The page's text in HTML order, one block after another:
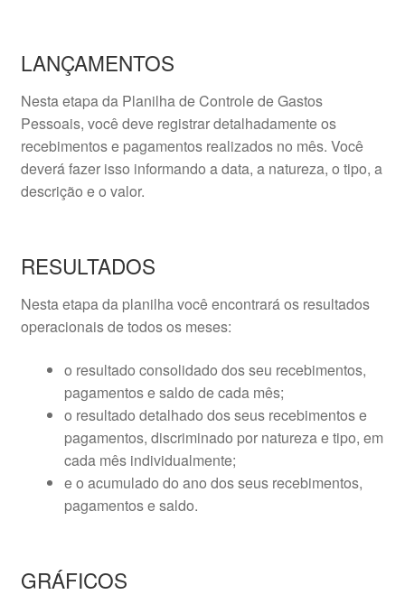
LANÇAMENTOS
Nesta etapa da Planilha de Controle de Gastos
Pessoais, você deve registrar detalhadamente os
recebimentos e pagamentos realizados no mês. Você
deverá fazer isso informando a data, a natureza, o tipo, a
descrição e o valor.
RESULTADOS
Nesta etapa da planilha você encontrará os resultados
operacionais de todos os meses:
o resultado consolidado dos seu recebimentos,
pagamentos e saldo de cada mês;
o resultado detalhado dos seus recebimentos e
pagamentos, discriminado por natureza e tipo, em
cada mês individualmente;
e o acumulado do ano dos seus recebimentos,
pagamentos e saldo.
GRÁFICOS